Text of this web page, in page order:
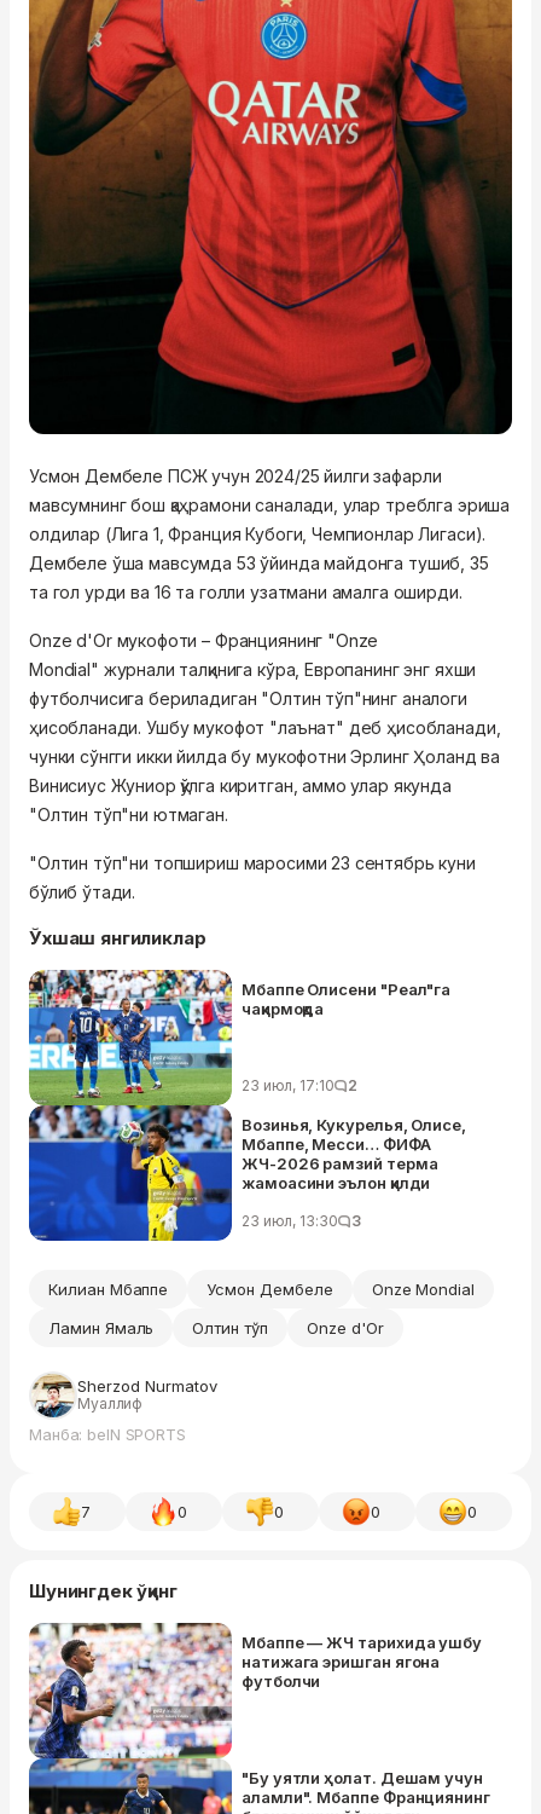
Усмон Дембеле ПСЖ учун 2024/25 йилги зафарли
мавсумнинг бош қаҳрамони саналади, улар треблга эриша
олдилар (Лига 1, Франция Кубоги, Чемпионлар Лигаси).
Дембеле ўша мавсумда 53 ўйинда майдонга тушиб, 35
та гол урди ва 16 та голли узатмани амалга оширди.
Onze d'Orмукофоти – Франциянинг "Onze
Mondial" журнали талқинига кўра, Европанинг энг яхши
футболчисига бериладиган "Олтин тўп"нинг аналоги
ҳисобланади. Ушбу мукофот "лаънат" деб ҳисобланади,
чунки сўнгги икки йилда бу мукофотни Эрлинг Ҳоланд ва
Винисиус Жуниор қўлга киритган, аммо улар якунда
"Олтин тўп"ни ютмаган.
"Олтин тўп"ни топшириш маросими 23 сентябрь куни
бўлиб ўтади.
Ўхшаш янгиликлар
Мбаппе Олисени "Реал"га
чақирмоқда
23 июл, 17:10 2
Возинья, Кукурелья, Олисе,
Мбаппе, Месси… ФИФА
ЖЧ-2026 рамзий терма
жамоасини эълон қилди
23 июл, 13:30 3
Килиан Мбаппе Усмон Дембеле
Onze Mondial
Ламин Ямаль
Олтин тўп Onze d'Or
Sherzod Nurmatov
Муаллиф
Манба: beIN SPORTS
7 0 0 0 0
Шунингдек ўқинг
Мбаппе — ЖЧ тарихида ушбу
натижага эришган ягона
футболчи
"Бу уятли ҳолат. Дешам учун
аламли". Мбаппе Франциянинг